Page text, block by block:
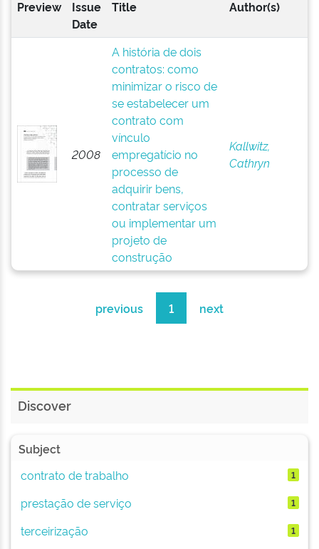
Preview
Issue
Date
Title Author(s)
2008
A história de dois
contratos: como
minimizar o risco de
se estabelecer um
contrato com
vínculo
empregatício no
processo de
adquirir bens,
contratar serviços
ou implementar um
projeto de
construção
Kallwitz,
Cathryn
previous 1 next
Discover
Subject
contrato de trabalho
1
prestação de serviço 1
terceirização 1